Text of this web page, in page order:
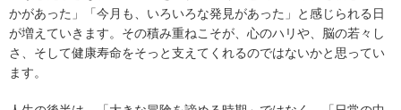
かがあった」「今月も、いろいろな発見があった」と感じられる日
が増えていきます。その積み重ねこそが、心のハリや、脳の若々し
さ、そして健康寿命をそっと支えてくれるのではないかと思ってい
ます。